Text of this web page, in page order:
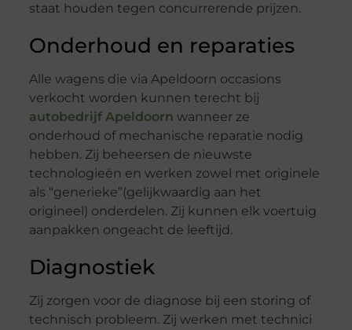
staat houden tegen concurrerende prijzen.
Onderhoud en reparaties
Alle wagens die via Apeldoorn occasions
verkocht worden kunnen terecht bij
autobedrijf Apeldoorn wanneer ze
onderhoud of mechanische reparatie nodig
hebben. Zij beheersen de nieuwste
technologieën en werken zowel met originele
als “generieke”(gelijkwaardig aan het
origineel) onderdelen. Zij kunnen elk voertuig
aanpakken ongeacht de leeftijd.
Diagnostiek
Zij zorgen voor de diagnose bij een storing of
technisch probleem. Zij werken met technici